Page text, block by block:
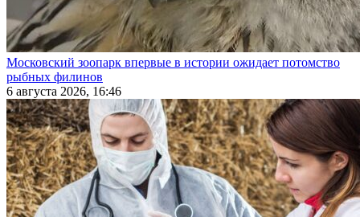
Московский зоопарк впервые в истории ожидает потомство
рыбных филинов
6 августа 2026, 16:46